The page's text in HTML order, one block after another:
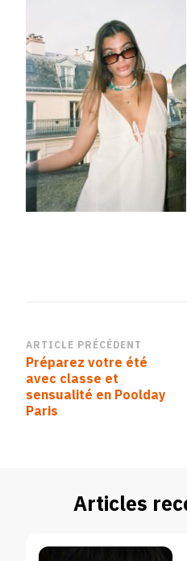
Navigation
d’article
ARTICLE PRÉCÉDENT
Préparez votre été
avec classe et
sensualité en Poolday
Paris
Articles